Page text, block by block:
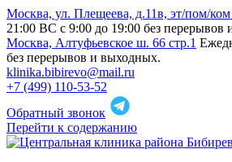
Москва, ул. Плещеева, д.11в, эт/пом/
21:00 ВС с 9:00 до 19:00 без перерывов
Москва, Алтуфьевское ш. 66 стр.1
без перерывов и выходных.
klinika.bibirevo@mail.ru
+7 (499) 110-53-52
Обратный звонок
Перейти к содержанию